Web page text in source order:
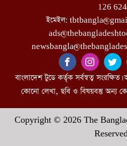
126 624
ইমেইল:
বাংলাদেশ টুডে কর্তৃক সর্বস্বত্ব
কোনো লেখা, ছবি ও বিষয়বস্তু অন্য
Copyright © 2026 The